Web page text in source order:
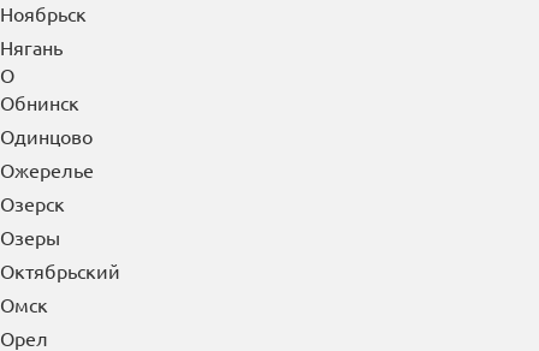
Ногинск
Норильск
Ноябрьск
Нягань
О
Обнинск
Одинцово
Ожерелье
Озерск
Озеры
Октябрьский